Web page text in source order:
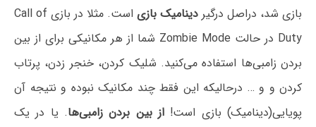
بازی شد، دراصل درگیر دینامیک بازی
است. مثلا در بازی Call of
Duty در حالت Zombie Mode شما از هر مکانیکی برای از بین
بردن زامبی‌ها استفاده می‌کنید. شلیک کردن، خنجر زدن، پرتاب
کردن و و … درحالیکه این فقط چند مکانیک نبوده و نتیجه آن
پویایی(دینامیک) بازی است! از بین بردن زامبی‌ها. یا در یک